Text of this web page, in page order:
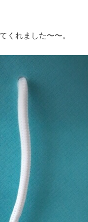
くれました〜〜。